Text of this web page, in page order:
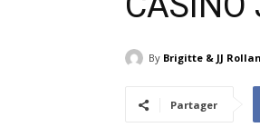
By Brigitte & JJ
Partager